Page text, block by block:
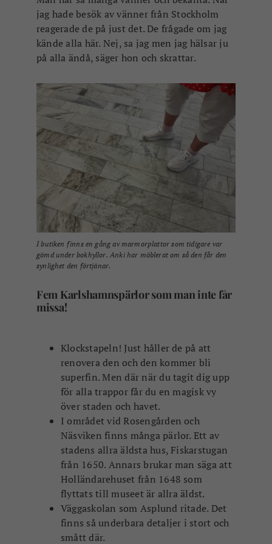
jag hade besök av vänner från Stockholm
reagerade de på just det. De frågade om jag
kände alla här. Nej, sa jag men jag hälsar ju
på alla ändå, säger hon och skrattar.
I butiken finns en gång av marmorplattor som tidigare var
gömd under bokhyllor. Anki har möblerat om så den får den
synlighet den förtjänar.
Fem Karlshamnspärlor som man inte får
missa!
Klockstapeln! Just håller de på att
renovera den och den kommer bli
superfin. Men där när du tagit dig upp
för alla trappor får du en magisk vy
över staden och havet.
I området vid Rosengården och
Näsviken finns många pärlor. Ett av
stadens allra äldsta hus, Fiskarstugan
från 1650. Annars brukar man säga att
Holländarehuset från 1648 som
flyttats till museet är allra äldst.
Väggaskolan som Asplund ritade. Det
finns så underbara detaljer i stort och
smått där.